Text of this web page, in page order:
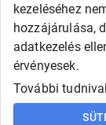
kezeléséhez
hozzájárulása,
adatkezelés
érvényesek.
További
Tigar
Triangle
Viking
Westlake
Copyright ©